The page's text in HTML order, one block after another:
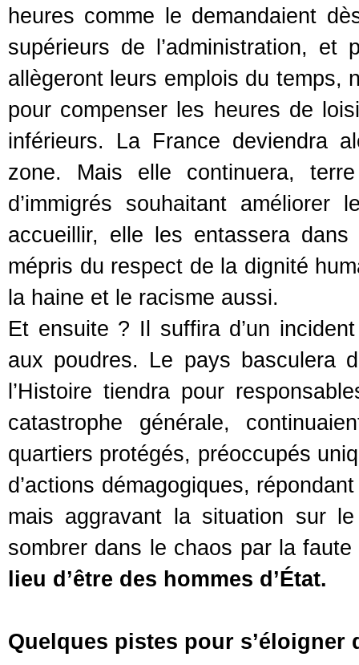
heures comme le demandaient
supérieurs de l’administration, et
allègeront leurs emplois du temps,
pour compenser les heures de
inférieurs. La France deviendra
zone. Mais elle continuera,
d’immigrés souhaitant
accueillir, elle les entassera
mépris du respect de la dignité
la haine et le racisme aussi.
Et ensuite ? Il suffira d’un
aux poudres. Le pays basculera
l’Histoire tiendra pour
catastrophe générale,
quartiers protégés, préoccupés
d’actions démagogiques,
mais aggravant la situation sur
sombrer dans le chaos par la
lieu d’être des hommes d’État.
Quelques pistes pour s’éloigner